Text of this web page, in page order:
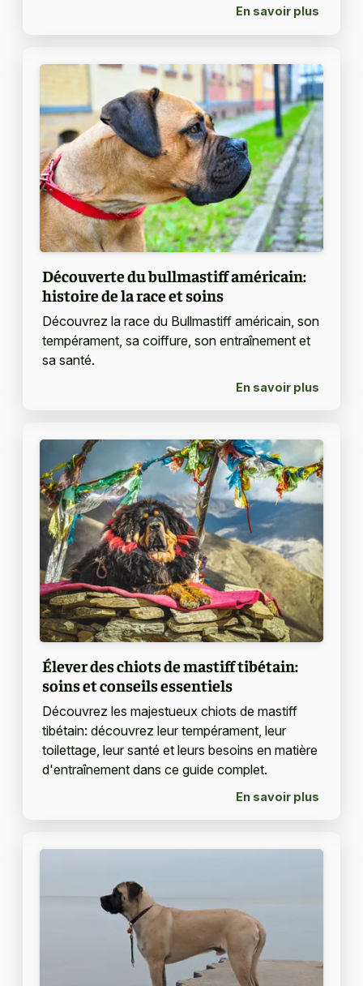
En savoir plus
Découverte du bullmastiff américain:
histoire de la race et soins
Découvrez la race du Bullmastiff américain, son
tempérament, sa coiffure, son entraînement et
sa santé.
En savoir plus
Élever des chiots de mastiff tibétain:
soins et conseils essentiels
Découvrez les majestueux chiots de mastiff
tibétain: découvrez leur tempérament, leur
toilettage, leur santé et leurs besoins en matière
d'entraînement dans ce guide complet.
En savoir plus